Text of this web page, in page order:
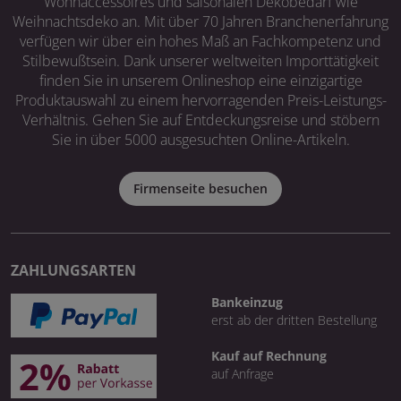
Weihnachtsdeko an. Mit über 70 Jahren Branchenerfahrung
verfügen wir über ein hohes Maß an Fachkompetenz und
Stilbewußtsein. Dank unserer weltweiten Importtätigkeit
finden Sie in unserem Onlineshop eine einzigartige
Produktauswahl zu einem hervorragenden Preis-Leistungs-
Verhältnis. Gehen Sie auf Entdeckungsreise und stöbern
Sie in über 5000 ausgesuchten Online-Artikeln.
Firmenseite besuchen
ZAHLUNGSARTEN
Bankeinzug
erst ab der dritten Bestellung
Kauf auf Rechnung
auf Anfrage